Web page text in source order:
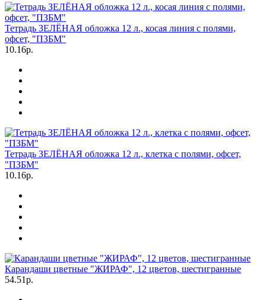
Тетрадь ЗЕЛЁНАЯ обложка 12 л., косая линия с полями,
офсет, "ПЗБМ"
10.16р.
Тетрадь ЗЕЛЁНАЯ обложка 12 л., клетка с полями, офсет,
"ПЗБМ"
10.16р.
Карандаши цветные "ЖИРАФ", 12 цветов, шестигранные
54.51р.